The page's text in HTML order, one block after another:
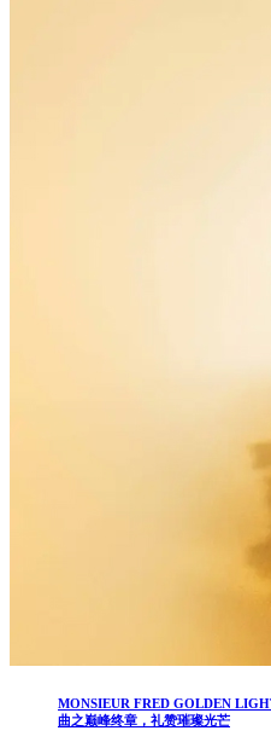
MONSIEUR FRED GOLDEN
曲之巅峰终章，礼赞璀璨光芒